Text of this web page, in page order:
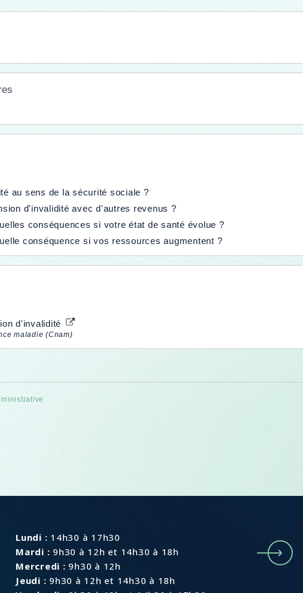
au sens de la sécurité sociale ?
d'invalidité avec d'autres revenus ?
conséquences si votre état de santé évolue ?
conséquence si vos ressources augmentent ?
d'invalidité
maladie (Cnam)
Lundi : 14h30 à 17h30
Mardi : 9h30 à 12h et 14h30 à 18h
Mercredi : 9h30 à 12h
Jeudi : 9h30 à 12h et 14h30 à 18h